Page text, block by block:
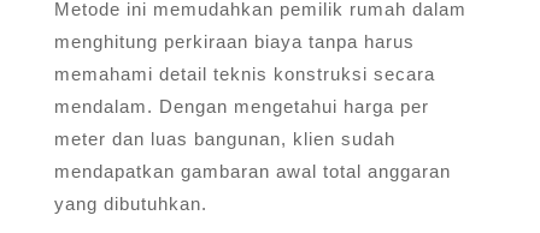
Metode ini memudahkan pemilik rumah dalam
menghitung perkiraan biaya tanpa harus
memahami detail teknis konstruksi secara
mendalam. Dengan mengetahui harga per
meter dan luas bangunan, klien sudah
mendapatkan gambaran awal total anggaran
yang dibutuhkan.